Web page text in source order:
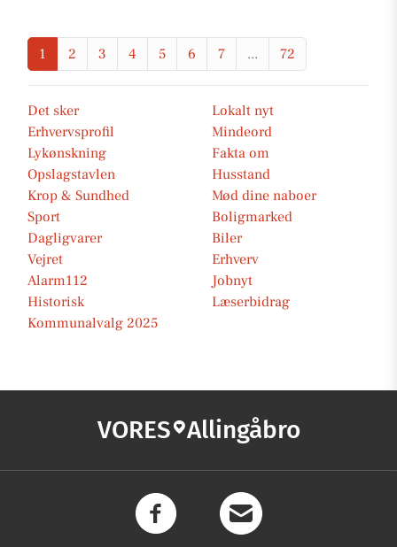
1 2 3 4 5 6 7 ... 72
Det sker
Lokalt nyt
Erhvervsprofil
Mindeord
Lykønskning
Fakta om
Opslagstavlen
Husstand
Krop & Sundhed
Mød dine naboer
Sport
Boligmarked
Dagligvarer
Biler
Vejret
Erhverv
Alarm112
Jobnyt
Historisk
Læserbidrag
Kommunalvalg 2025
VORES Allingåbro